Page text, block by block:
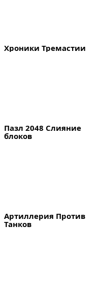
Хроники Тремастии
Пазл 2048 Слияние
блоков
Артиллерия Против
Танков